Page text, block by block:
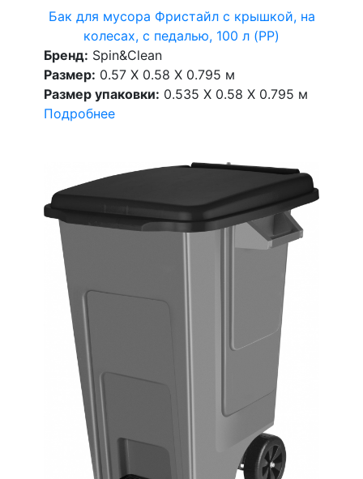
Бак для мусора Фристайл с крышкой, на
колесах, с педалью, 100 л (PP)
Бренд: Spin&Clean
Размер: 0.57 X 0.58 X 0.795 м
Размер упаковки: 0.535 X 0.58 X 0.795 м
Подробнее